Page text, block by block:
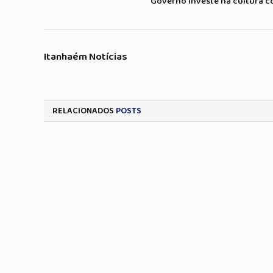
Itanhaém Notícias
RELACIONADOS POSTS